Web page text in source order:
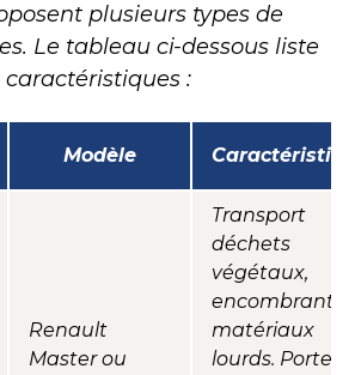
plusieurs types de
Le tableau ci-dessous liste
:
Modèle
Renault
Master ou
Transport
déchets
végétaux,
encombrants,
matériaux
lourds. Porte-